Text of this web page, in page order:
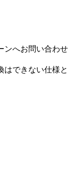
ンへお問い合わせ
はできない仕様と